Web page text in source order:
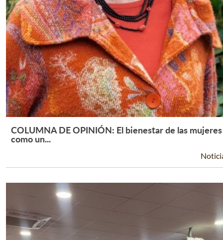
Leer Más +
COLUMNA DE OPINIÓN: El bienestar de las mujeres
como un...